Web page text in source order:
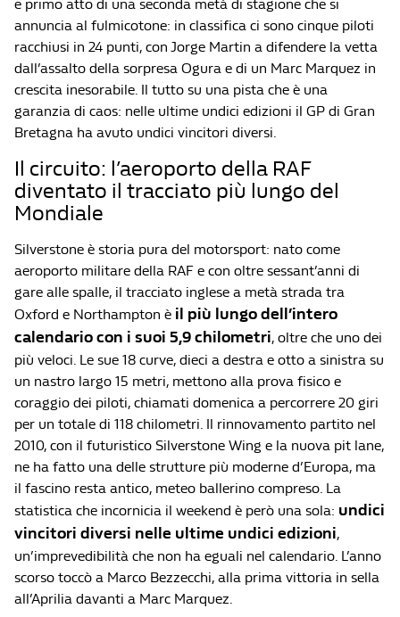
e primo atto di una seconda metà di stagione che si
annuncia al fulmicotone: in classifica ci sono cinque piloti
racchiusi in 24 punti, con Jorge Martin a difendere la vetta
dall’assalto della sorpresa Ogura e di un Marc Marquez in
crescita inesorabile. Il tutto su una pista che è una
garanzia di caos: nelle ultime undici edizioni il GP di Gran
Bretagna ha avuto undici vincitori diversi.
Il circuito: l’aeroporto della RAF
diventato il tracciato più lungo del
Mondiale
Silverstone è storia pura del motorsport: nato come
aeroporto militare della RAF e con oltre sessant’anni di
gare alle spalle, il tracciato inglese a metà strada tra
Oxford e Northampton è il più lungo dell’intero
calendario con i suoi 5,9 chilometri, oltre che uno dei
più veloci. Le sue 18 curve, dieci a destra e otto a sinistra su
un nastro largo 15 metri, mettono alla prova fisico e
coraggio dei piloti, chiamati domenica a percorrere 20 giri
per un totale di 118 chilometri. Il rinnovamento partito nel
2010, con il futuristico Silverstone Wing e la nuova pit lane,
ne ha fatto una delle strutture più moderne d’Europa, ma
il fascino resta antico, meteo ballerino compreso. La
statistica che incornicia il weekend è però una sola: undici
vincitori diversi nelle ultime undici edizioni,
un’imprevedibilità che non ha eguali nel calendario. L’anno
scorso toccò a Marco Bezzecchi, alla prima vittoria in sella
all’Aprilia davanti a Marc Marquez.